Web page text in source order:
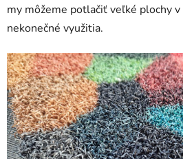
my môžeme potlačiť veľké plochy
nekonečné využitia.